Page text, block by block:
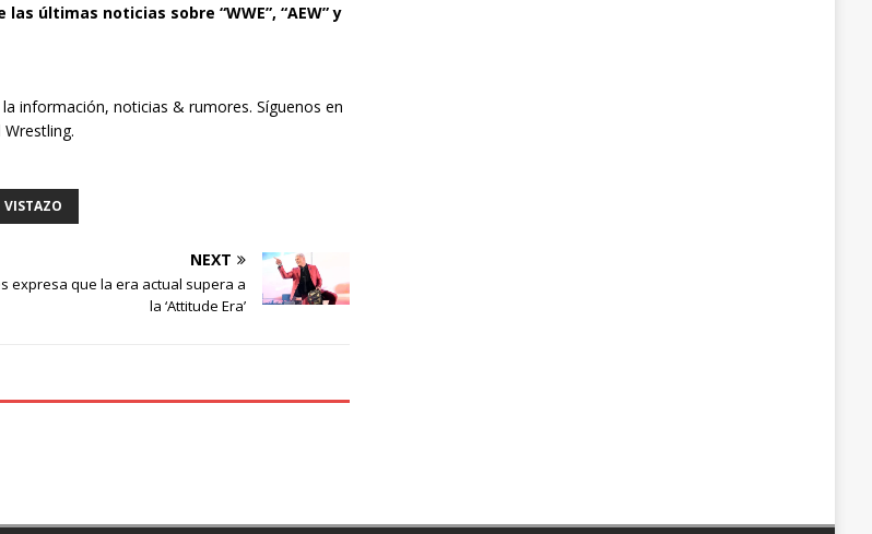
últimas noticias sobre “WWE”, “AEW” y
información, noticias & rumores. Síguenos en
VISTAZO
NEXT
expresa que la era actual supera a
la ‘Attitude Era’